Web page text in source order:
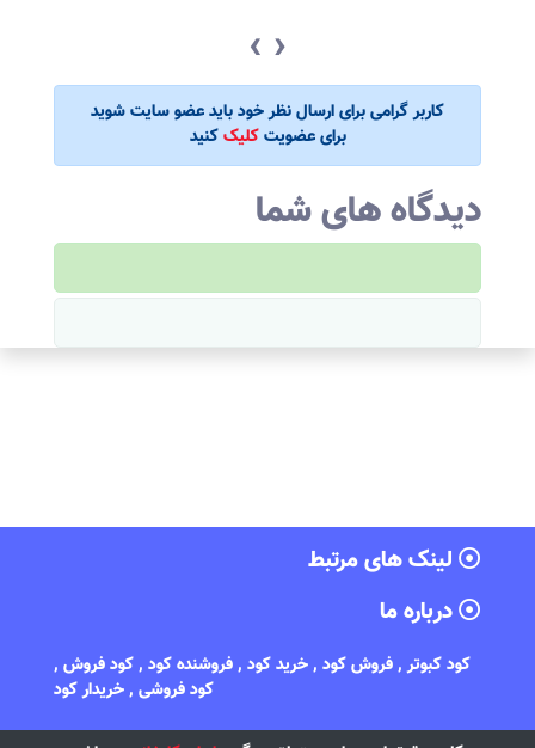
‹ ›
کاربر گرامی برای ارسال نظر خود باید عضو سایت شوید
برای عضویتکلیککنید
دیدگاه های شما
لینک های مرتبط
درباره ما
کود کبوتر , فروش کود , خرید کود , فروشنده کود , کود فروش ,
کود فروشی , خریدار کود